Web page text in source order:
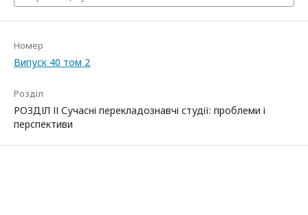
Номер
Випуск 40 том 2
Розділ
РОЗДІЛ ІІ Сучасні перекладознавчі студії: проблеми і
перспективи